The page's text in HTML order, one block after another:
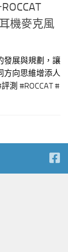
機麥克風
發展與規劃，讓
方向思維增添人
測 #ROCCAT #